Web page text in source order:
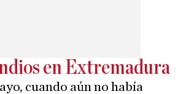
en Extremadura
cuando aún no había